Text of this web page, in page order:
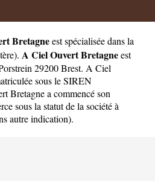
Bretagneestspécialisée dans la
). A Ciel Ouvert Bretagneest
29200 Brest. A Ciel
sous le SIREN
Bretagne a commencé son
sous la statut de la société à
autre indication).